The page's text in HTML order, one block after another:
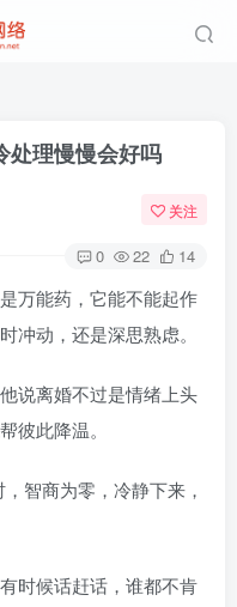
处理慢慢会好吗
关注
0 22 14
能药，它能不能起作
冲动，还是深思熟虑。
离婚不过是情绪上头
彼此降温。
智商为零，冷静下来，
候话赶话，谁都不肯